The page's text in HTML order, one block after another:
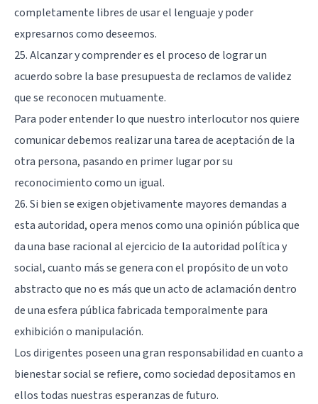
completamente libres de usar el lenguaje y poder
expresarnos como deseemos.
25. Alcanzar y comprender es el proceso de lograr un
acuerdo sobre la base presupuesta de reclamos de validez
que se reconocen mutuamente.
Para poder entender lo que nuestro interlocutor nos quiere
comunicar debemos realizar una tarea de aceptación de la
otra persona, pasando en primer lugar por su
reconocimiento como un igual.
26. Si bien se exigen objetivamente mayores demandas a
esta autoridad, opera menos como una opinión pública que
da una base racional al ejercicio de la autoridad política y
social, cuanto más se genera con el propósito de un voto
abstracto que no es más que un acto de aclamación dentro
de una esfera pública fabricada temporalmente para
exhibición o manipulación.
Los dirigentes poseen una gran responsabilidad en cuanto a
bienestar social se refiere, como sociedad depositamos en
ellos todas nuestras esperanzas de futuro.